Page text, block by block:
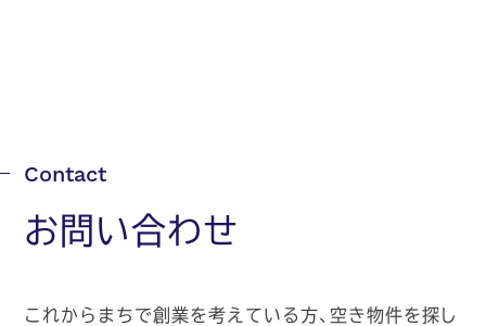
お問い合わせ
これからまちで創業を考えている方、空き物件を探し